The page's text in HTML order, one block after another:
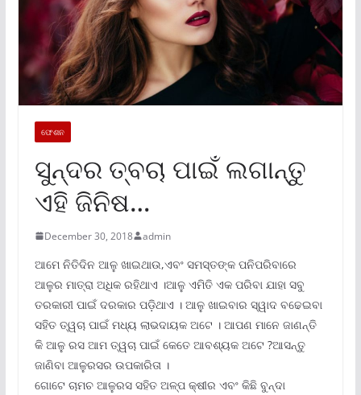
ଫେଶନ
ସୁନ୍ଦର ତ୍ବଚା ପାଇଁ ଲଗାନ୍ତୁ
ଏହି ଜିନିଷ…
December 30, 2018 admin
ଆମେ ନିତିଦିନ ଆଳୁ ଖାଇଥାଉ,ଏବଂ ସମସ୍ତଙ୍କ ପନିପରିବାରେ
ଆଳୁର ମାତ୍ରା ଅଧିକ ରହିଥାଏ ।ଆଳୁ ଏମିତି ଏକ ପରିବା ଯାହା ସବୁ
ତରକାରୀ ପାଇଁ ଦରକାର ପଡ଼ିଥାଏ । ଆଳୁ ଖାଇବାର ସ୍ୱାଦ ବଢେଇବା
ସହିତ ତ୍ୱଚା ପାଇଁ ମଧ୍ୟ ଲାଭଦାୟକ ଅଟେ । ଆପଣ ମାନେ ଜାଣନ୍ତି
କି ଆଳୁ ରସ ଆମ ତ୍ୱଚା ପାଇଁ କେତେ ଆବଶ୍ୟକ ଅଟେ ?ଆସନ୍ତୁ
ଜାଣିବା ଆଳୁରସର ଉପକାରିତା ।
ଗୋଟେ ଚାମଚ ଆଳୁରସ ସହିତ ଅଳ୍ପ କ୍ଷୀର ଏବଂ କିଛି ବୁନ୍ଦା